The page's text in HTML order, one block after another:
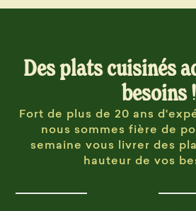
Des plats cuisinés
besoins !
Fort de plus de 20 ans
nous sommes fière de
semaine vous livrer des
hauteur de vos